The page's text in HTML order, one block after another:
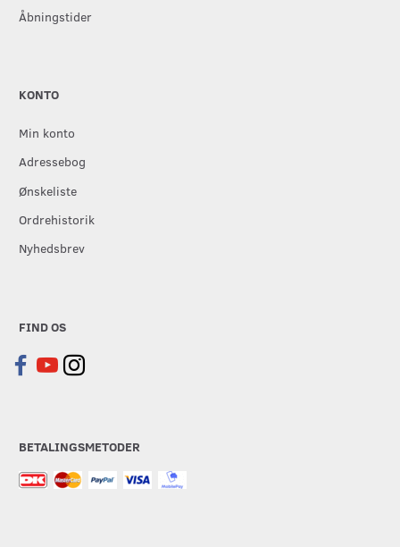
Åbningstider
KONTO
Min konto
Adressebog
Ønskeliste
Ordrehistorik
Nyhedsbrev
FIND OS
BETALINGSMETODER